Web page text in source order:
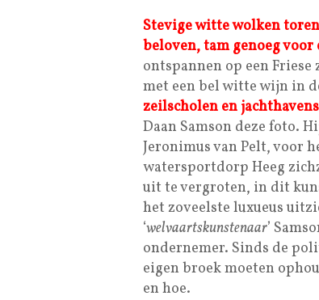
Stevige witte wolken
beloven, tam genoeg
ontspannen op een
met een bel witte wijn in
zeilscholen en
Daan Samson deze foto.
Jeronimus van Pelt, voor
watersportdorp Heeg
uit te vergroten, in dit
het zoveelste luxueus
‘welvaartskunstenaar’
ondernemer. Sinds de
eigen broek moeten
en hoe.